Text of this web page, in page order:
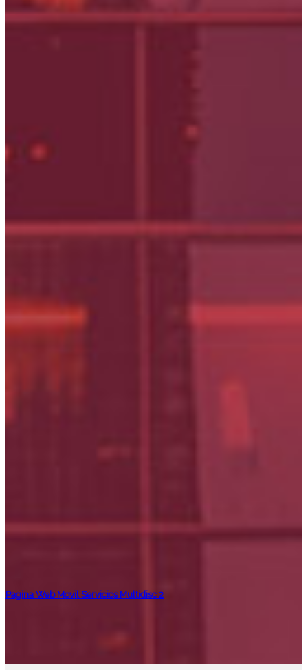
Pagina Web Movil Servicios Multidisc 2